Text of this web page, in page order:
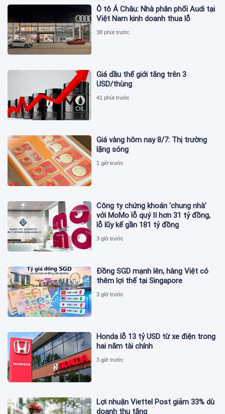
Ô tô Á Châu: Nhà phân phối Audi tại
Việt Nam kinh doanh thua lỗ
38 phút trước
Giá dầu thế giới tăng trên 3
USD/thùng
41 phút trước
Giá vàng hôm nay 8/7: Thị trường
lặng sóng
1 giờ trước
Công ty chứng khoán 'chung nhà'
với MoMo lỗ quý II hơn 31 tỷ đồng,
lỗ lũy kế gần 181 tỷ đồng
3 giờ trước
Đồng SGD mạnh lên, hàng Việt có
thêm lợi thế tại Singapore
3 giờ trước
Honda lỗ 13 tỷ USD từ xe điện trong
hai năm tài chính
3 giờ trước
Lợi nhuận Viettel Post giảm 33% dù
doanh thu tăng